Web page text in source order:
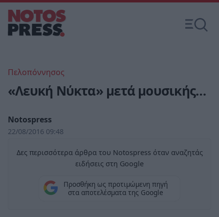
Πελοπόννησος
«Λευκή Νύκτα» μετά μουσικής…
Notospress
22/08/2016 09:48
Δες περισσότερα άρθρα του Notospress όταν αναζητάς
ειδήσεις στη Google
Προσθήκη ως προτιμώμενη πηγή
στα αποτελέσματα της Google